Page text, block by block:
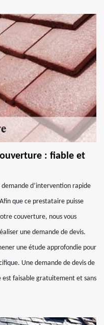
: fiable et
d’intervention rapide
que ce prestataire puisse
couverture, nous vous
une demande de devis.
une étude approfondie pour
Une demande de devis de
faisable gratuitement et sans